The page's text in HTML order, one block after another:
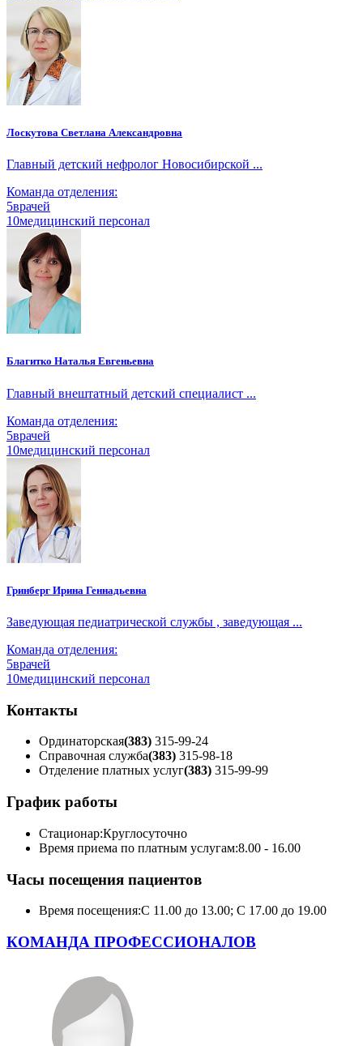
Лоскутова Светлана Александровна
Главный детский нефролог Новосибирской ...
Команда отделения:
5врачей
10медицинский персонал
Благитко Наталья Евгеньевна
Главный внештатный детский специалист ...
Команда отделения:
5врачей
10медицинский персонал
Гринберг Ирина Геннадьевна
Заведующая педиатрической службы , заведующая ...
Команда отделения:
5врачей
10медицинский персонал
Контакты
Ординаторская(383) 315-99-24
Справочная служба(383) 315-98-18
Отделение платных услуг(383) 315-99-99
График работы
Стационар:Круглосуточно
Время приема по платным услугам:8.00 - 16.00
Часы посещения пациентов
Время посещения:С 11.00 до 13.00; С 17.00 до 19.00
КОМАНДА ПРОФЕССИОНАЛОВ